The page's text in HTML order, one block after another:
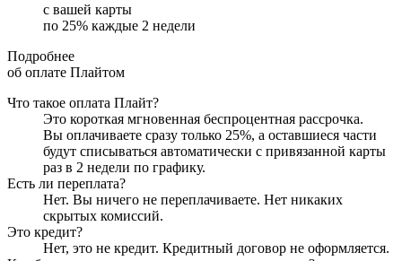
с вашей карты
по 25% каждые 2 недели
Подробнее
об оплате Плайтом
Что такое оплата Плайт?
Это короткая мгновенная беспроцентная рассрочка.
Вы оплачиваете сразу только 25%, а оставшиеся части
будут списываться автоматически с привязанной карты
раз в 2 недели по графику.
Есть ли переплата?
Нет. Вы ничего не переплачиваете. Нет никаких
скрытых комиссий.
Это кредит?
Нет, это не кредит. Кредитный договор не оформляется.